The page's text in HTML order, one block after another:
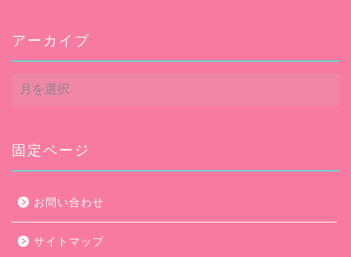
アーカイブ
ア
ー
ブ
固定ページ
お問い合わせ
サイトマップ